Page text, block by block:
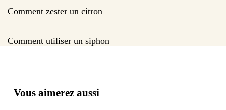
Comment zester un citron
Comment utiliser un siphon
Vous aimerez aussi